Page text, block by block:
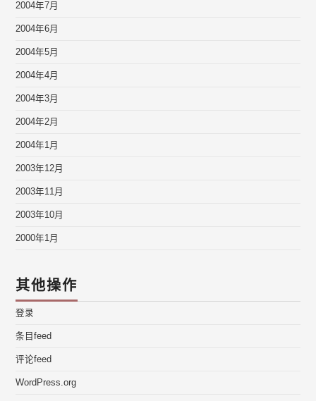
2004年7月
2004年6月
2004年5月
2004年4月
2004年3月
2004年2月
2004年1月
2003年12月
2003年11月
2003年10月
2000年1月
其他操作
登录
条目feed
评论feed
WordPress.org